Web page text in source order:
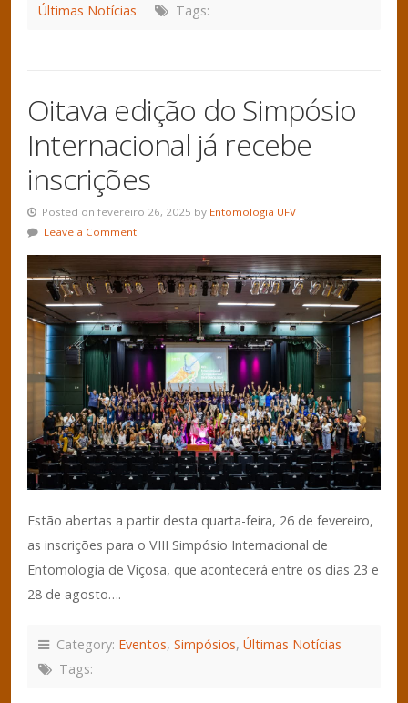
Últimas Notícias
Tags:
Oitava edição do Simpósio
Internacional já recebe
inscrições
Posted on fevereiro 26, 2025 by Entomologia UFV
Leave a Comment
Estão abertas a partir desta quarta-feira, 26 de fevereiro,
as inscrições para o VIII Simpósio Internacional de
Entomologia de Viçosa, que acontecerá entre os dias 23 e
28 de agosto….
Category: Eventos, Simpósios, Últimas Notícias
Tags: